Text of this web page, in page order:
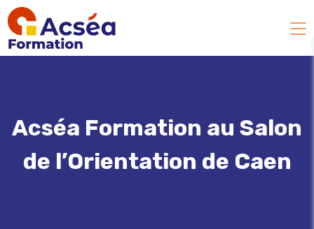
Acséa Formation au Salon
de l’Orientation de Caen